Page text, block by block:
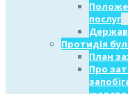
послуг
Протидія
План
Про